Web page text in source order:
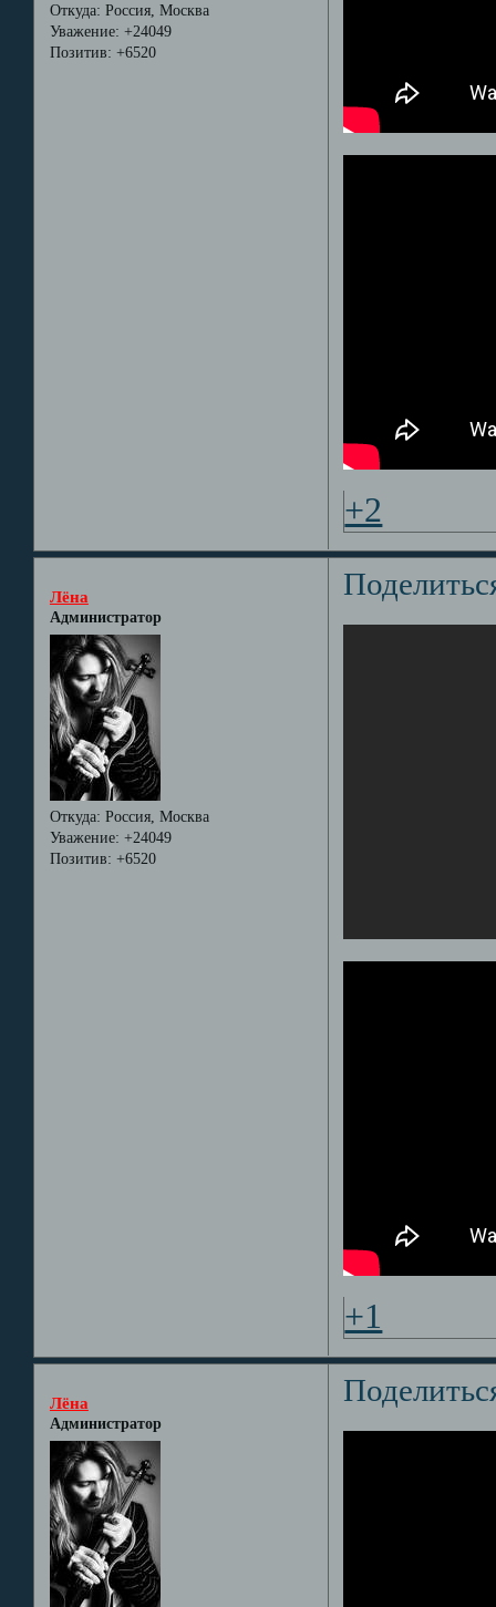
Откуда: Россия, Москва
Уважение: +24049
Позитив: +6520
+2
Лёна
Администратор
Откуда: Россия, Москва
Уважение: +24049
Позитив: +6520
+1
Лёна
Администратор